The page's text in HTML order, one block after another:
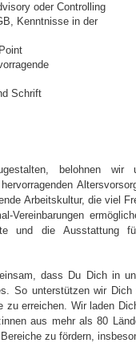
oder Controlling
Kenntnisse in der
Schrift
belohnen wir
Arbeitskultur, die viel
und die Ausstattung
dass Du Dich in
So unterstützen wir Dich
zu erreichen. Wir laden
aus mehr als 80
zu fördern,